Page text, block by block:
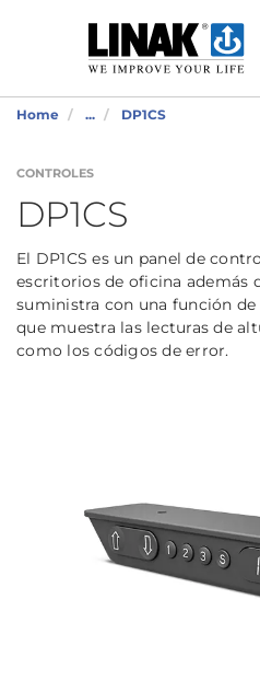
Home ... DP1CS
CONTROLES
DP1CS
El DP1CS es un panel de
escritorios de oficina además
suministra con una función
que muestra las lecturas de
como los códigos de error.